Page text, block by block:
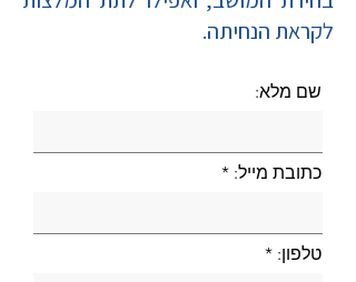
לקראת הנחיתה.
שם מלא:
כתובת מייל:
טלפון: